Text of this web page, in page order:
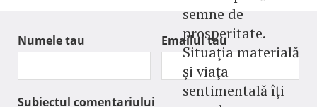
semne de
prosperitate.
Situaţia materială
şi viaţa
sentimentală îţi
Numele tau Emailul tau
Subiectul comentariului